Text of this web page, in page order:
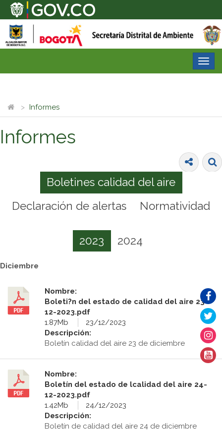
Informes
Informes
Boletines calidad del aire
Declaración de alertas
Normatividad
2023 2024
Diciembre
Nombre:
Boleti?n del estado de calidad del aire 23-
12-2023.pdf
1.87Mb
23/12/2023
Descripción:
Boletín calidad del aire 23 de diciembre
Nombre:
Boletín del estado de lcalidad del aire 24-
12-2023.pdf
1.42Mb
24/12/2023
Descripción:
Boletín de calidad del aire 24 de diciembre